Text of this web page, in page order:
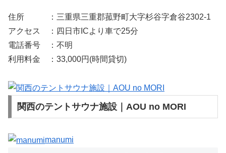
住所 ：三重県三重郡菰野町大字杉谷字倉谷2302-1
アクセス ：四日市ICより車で25分
電話番号 ：不明
利用料金 ：33,000円(時間貸切)
関西のテントサウナ施設｜AOU no MORI
manumi